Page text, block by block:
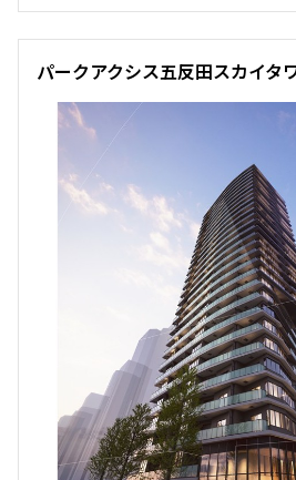
パークアクシス五反田スカイタ